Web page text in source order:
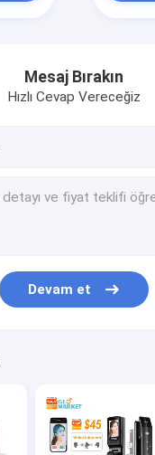
Mesaj Bırakın
Hızlı Cevap Vereceğiz
Devam et